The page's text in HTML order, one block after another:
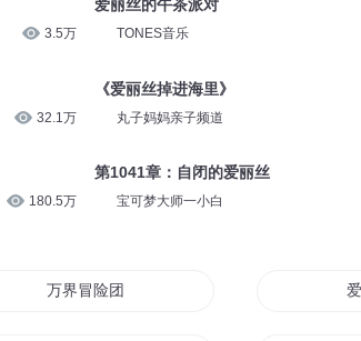
3.5万
32.1万
180.5万
爱丽丝的午茶派对
TONES音乐
《爱丽丝掉进海里》
丸子妈妈亲子频道
第1041章：自闭的爱丽丝
宝可梦大师一小白
万界冒险团